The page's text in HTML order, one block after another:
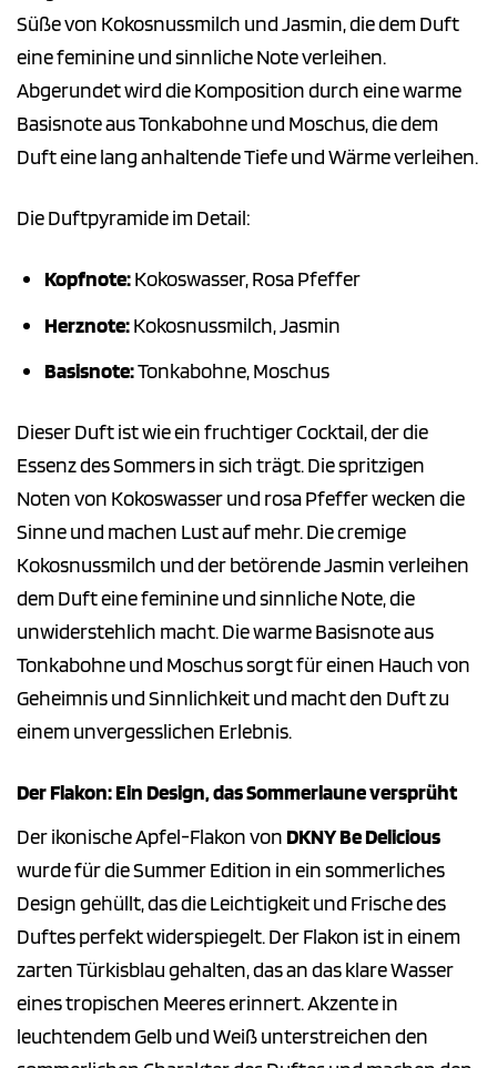
Süße von Kokosnussmilch und Jasmin, die dem Duft
eine feminine und sinnliche Note verleihen.
Abgerundet wird die Komposition durch eine warme
Basisnote aus Tonkabohne und Moschus, die dem
Duft eine lang anhaltende Tiefe und Wärme verleihen.
Die Duftpyramide im Detail:
Kopfnote:Kokoswasser, Rosa Pfeffer
Herznote:Kokosnussmilch, Jasmin
Basisnote:Tonkabohne, Moschus
Dieser Duft ist wie ein fruchtiger Cocktail, der die
Essenz des Sommers in sich trägt. Die spritzigen
Noten von Kokoswasser und rosa Pfeffer wecken die
Sinne und machen Lust auf mehr. Die cremige
Kokosnussmilch und der betörende Jasmin verleihen
dem Duft eine feminine und sinnliche Note, die
unwiderstehlich macht. Die warme Basisnote aus
Tonkabohne und Moschus sorgt für einen Hauch von
Geheimnis und Sinnlichkeit und macht den Duft zu
einem unvergesslichen Erlebnis.
Der Flakon: Ein Design, das Sommerlaune versprüht
Der ikonische Apfel-Flakon vonDKNY Be Delicious
wurde für die Summer Edition in ein sommerliches
Design gehüllt, das die Leichtigkeit und Frische des
Duftes perfekt widerspiegelt. Der Flakon ist in einem
zarten Türkisblau gehalten, das an das klare Wasser
eines tropischen Meeres erinnert. Akzente in
leuchtendem Gelb und Weiß unterstreichen den